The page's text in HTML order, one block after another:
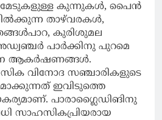
കുന്നുകള്‍, പൈന്‍
താഴ്‌വരകള്‍,
കുരിശുമല
പാര്‍ക്കിനു പുറമെ
ആകര്‍ഷണങ്ങള്‍.
വിനോദ സഞ്ചാരികളുടെ
ഇവിടുത്തെ
പാരാഗ്ലൈഡിങിനു
സാഹസികപ്രിയരായ